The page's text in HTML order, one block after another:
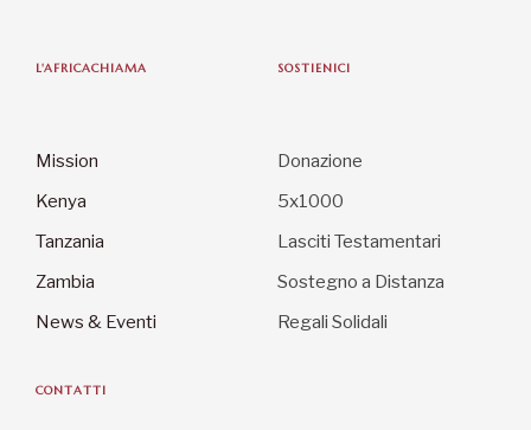
L'AFRICACHIAMA
Mission
Kenya
Tanzania
Zambia
News & Eventi
SOSTIENICI
Donazione
5x1000
Lasciti Testamentari
Sostegno a Distanza
Regali Solidali
CONTATTI